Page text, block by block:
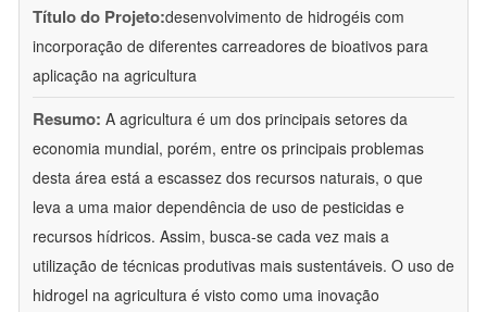
Título do Projeto:desenvolvimento de hidrogéis com
incorporação de diferentes carreadores de bioativos para
aplicação na agricultura
Resumo: A agricultura é um dos principais setores da
economia mundial, porém, entre os principais problemas
desta área está a escassez dos recursos naturais, o que
leva a uma maior dependência de uso de pesticidas e
recursos hídricos. Assim, busca-se cada vez mais a
utilização de técnicas produtivas mais sustentáveis. O uso de
hidrogel na agricultura é visto como uma inovação